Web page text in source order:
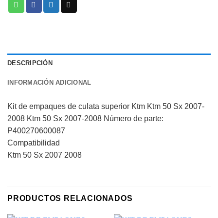
DESCRIPCIÓN
INFORMACIÓN ADICIONAL
Kit de empaques de culata superior Ktm Ktm 50 Sx 2007-
2008 Ktm 50 Sx 2007-2008 Número de parte:
P400270600087
Compatibilidad
Ktm 50 Sx 2007 2008
PRODUCTOS RELACIONADOS